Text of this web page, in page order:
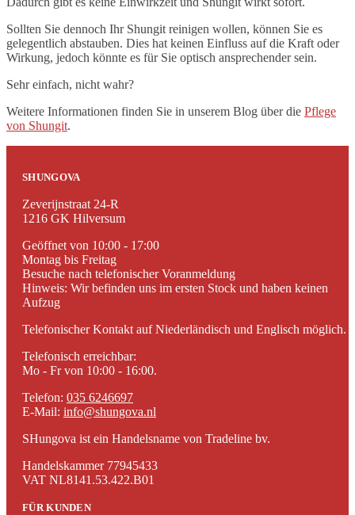
Sollten Sie dennoch Ihr Shungit reinigen wollen, können Sie es
gelegentlich abstauben. Dies hat keinen Einfluss auf die Kraft oder
Wirkung, jedoch könnte es für Sie optisch ansprechender sein.
Sehr einfach, nicht wahr?
Weitere Informationen finden Sie in unserem Blog über die Pflege
von Shungit.
SHUNGOVA
Zeverijnstraat 24-R
1216 GK Hilversum
Geöffnet von 10:00 - 17:00
Montag bis Freitag
Besuche nach telefonischer Voranmeldung
Hinweis: Wir befinden uns im ersten Stock und haben keinen
Aufzug
Telefonischer Kontakt auf Niederländisch und Englisch möglich.
Telefonisch erreichbar:
Mo - Fr von 10:00 - 16:00.
Telefon: 035 6246697
E-Mail: info@shungova.nl
SHungova ist ein Handelsname von Tradeline bv.
Handelskammer 77945433
VAT NL8141.53.422.B01
FÜR KUNDEN